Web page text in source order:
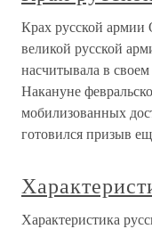
Крах русской армии
великой русской
насчитывала в
Накануне
мобилизованных
готовился призыв
Характеристика